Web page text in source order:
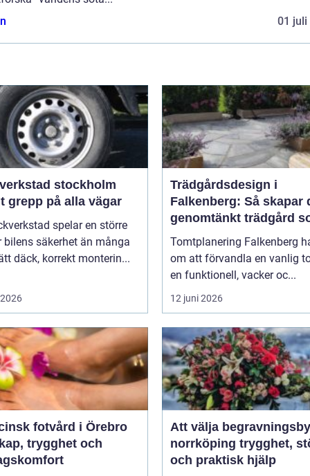
01 juli
stockholm
grepp på alla vägar
spelar en större
bilens säkerhet än många
däck, korrekt monterin...
Trädgårdsdesign i
Falkenberg: Så skapar
genomtänkt trädgård
håller över tid
Tomtplanering Falkenberg
om att förvandla en vanlig
en funktionell, vacker oc...
12 juni 2026
fotvård i Örebro
trygghet och
Att välja
norrköping trygghet, stöd
och praktisk hjälp